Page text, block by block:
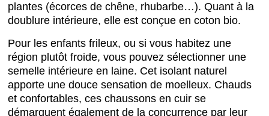
plantes (écorces de chêne, rhubarbe…). Quant à la
doublure intérieure, elle est conçue en coton bio.
Pour les enfants frileux, ou si vous habitez une
région plutôt froide, vous pouvez sélectionner une
semelle intérieure en laine. Cet isolant naturel
apporte une douce sensation de moelleux. Chauds
et confortables, ces chaussons en cuir se
démarquent également de la concurrence par leur